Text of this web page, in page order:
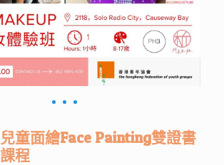
兒童面繪Face Painting雙證書
課程